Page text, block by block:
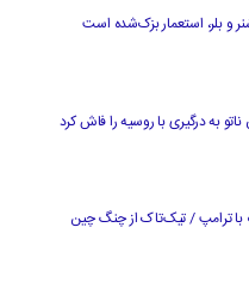
و بلر، استعمار بزک‌شده است
به درگیری با روسیه را فاش کرد
عرب با ترامپ / تیک‌تاک از چنگ چین